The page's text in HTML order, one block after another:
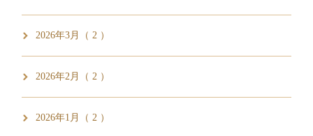
2026年3月（ 2 ）
2026年2月（ 2 ）
2026年1月（ 2 ）